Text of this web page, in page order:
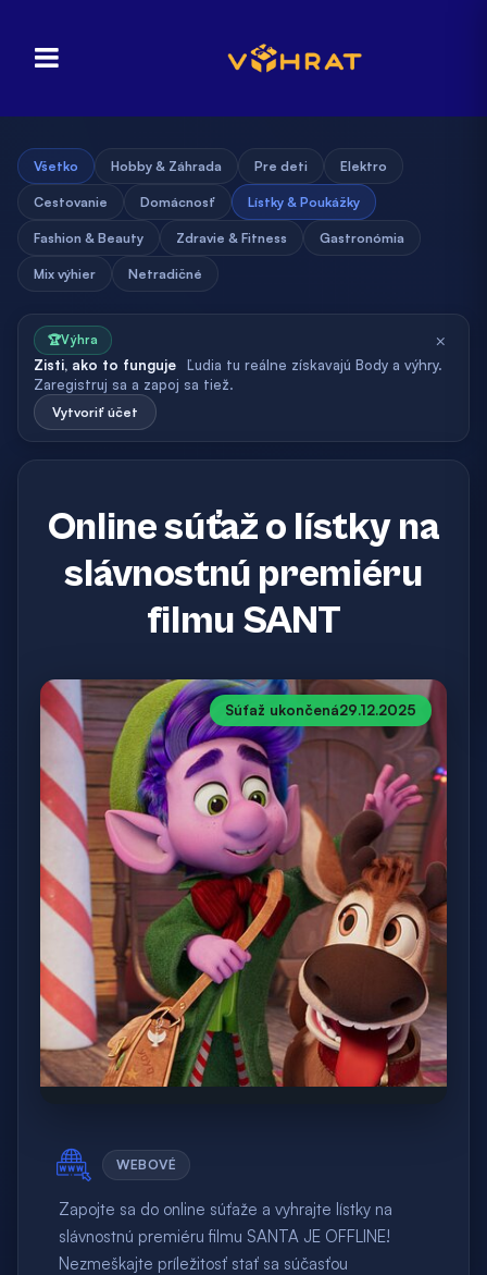
Všetko Hobby & Záhrada Pre deti Elektro
Cestovanie Domácnosť Lístky & Poukážky
Fashion & Beauty Zdravie & Fitness Gastronómia
Mix výhier Netradičné
🏆Výhra
Zisti, ako to funguje
Ľudia tu reálne získavajú Body a výhry.
Zaregistruj sa a zapoj sa tiež.
Vytvoriť účet
×
Online súťaž o lístky na
slávnostnú premiéru
filmu SANT
Súťaž ukončená29.12.2025
WEBOVÉ
Zapojte sa do online súťaže a vyhrajte lístky na
slávnostnú premiéru filmu SANTA JE OFFLINE!
Nezmeškajte príležitosť stať sa súčasťou